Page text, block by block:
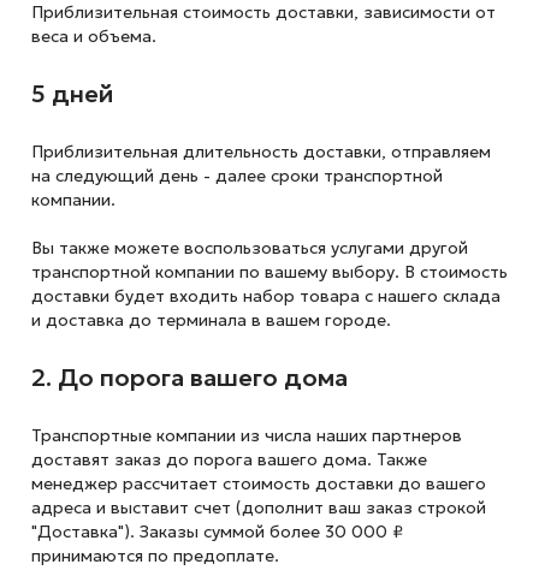
Приблизительная стоимость доставки, зависимости от
веса и объема.
5 дней
Приблизительная длительность доставки, отправляем
на следующий день - далее сроки транспортной
компании.
Вы также можете воспользоваться услугами другой
транспортной компании по вашему выбору. В стоимость
доставки будет входить набор товара с нашего склада
и доставка до терминала в вашем городе.
2. До порога вашего дома
Транспортные компании из числа наших партнеров
доставят заказ до порога вашего дома. Также
менеджер рассчитает стоимость доставки до вашего
адреса и выставит счет (дополнит ваш заказ строкой
"Доставка"). Заказы суммой более 30 000 ₽
принимаются по предоплате.